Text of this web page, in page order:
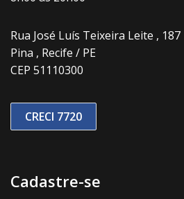
Rua José Luís Teixeira Leite , 187
Pina , Recife / PE
CEP 51110300
CRECI 7720
Cadastre-se